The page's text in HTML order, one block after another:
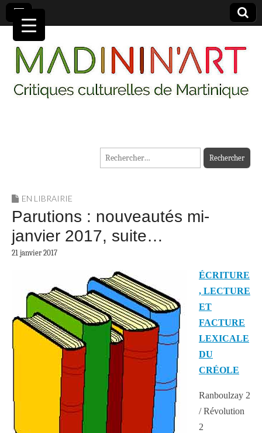
MADININ'ART
Rechercher :
EN LIBRAIRIE
Parutions : nouveautés mi-
janvier 2017, suite…
21 janvier 2017
ÉCRITURE
, LECTURE
ET
FACTURE
LEXICALE
DU
CRÉOLE
Ranboulzay 2
/ Révolution
2